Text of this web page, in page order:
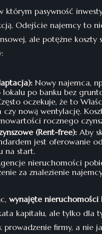
którym pasywność
Odejście najemcy to
ale potężne koszty
Nowy najemca,
lokalu po banku bez
oczekuje, że to
czy nową wentylację.
rocznego
(Rent-free): Aby
jest oferowanie
na start.
nieruchomości
za znalezienie
wynajęte nieruchomości
kapitału, ale tylko dla
prowadzenie firmy, a nie